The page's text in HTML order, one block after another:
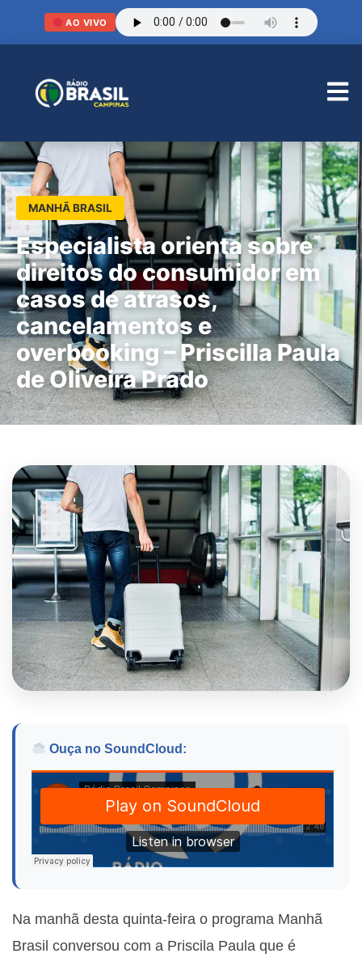
AO VIVO
MANHÃ BRASIL
Especialista orienta sobre
direitos do consumidor em
casos de atrasos,
cancelamentos e
overbooking – Priscilla Paula
de Oliveira Prado
Ouça no SoundCloud:
Na manhã desta quinta-feira o programa Manhã
Brasil conversou com a Priscila Paula que é